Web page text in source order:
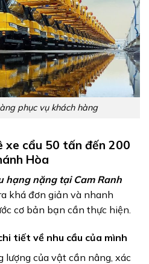
phục vụ khách hàng
xe cẩu 50 tấn đến 200
Hòa
hạng nặng tại Cam Ranh
khá đơn giản và nhanh
cơ bản bạn cần thực hiện.
tiết về nhu cầu của mình
lượng của vật cần nâng, xác